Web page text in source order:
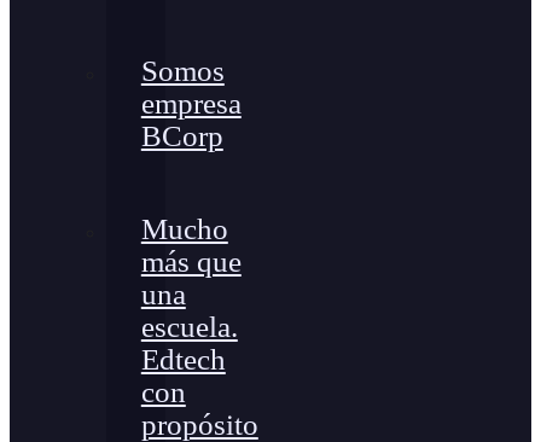
Somos
empresa
BCorp
Mucho
más que
una
escuela.
Edtech
con
propósito